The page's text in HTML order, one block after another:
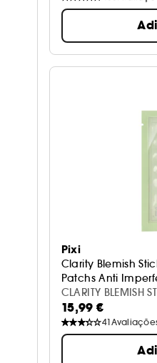
Pixi
Clarity Blemish
Patchs Anti
CLARITY BLEMISH
15,99 €
41